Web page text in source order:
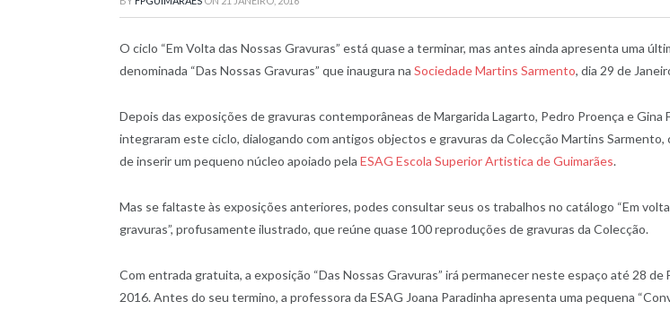
O ciclo “Em Volta das Nossas Gravuras” está quase a terminar, mas antes ainda apresenta uma
denominada “Das Nossas Gravuras” que inaugura na Sociedade Martins Sarmento, dia 29 de
Depois das exposições de gravuras contemporâneas de Margarida Lagarto, Pedro Proença e Gina
integraram este ciclo, dialogando com antigos objectos e gravuras da Colecção Martins Sarmento,
de inserir um pequeno núcleo apoiado pela ESAG Escola Superior Artistica de Guimarães.
Mas se faltaste às exposições anteriores, podes consultar seus os trabalhos no catálogo “Em
gravuras”, profusamente ilustrado, que reúne quase 100 reproduções de gravuras da Colecção.
Com entrada gratuita, a exposição “Das Nossas Gravuras” irá permanecer neste espaço até 28 de
2016. Antes do seu termino, a professora da ESAG Joana Paradinha apresenta uma pequena